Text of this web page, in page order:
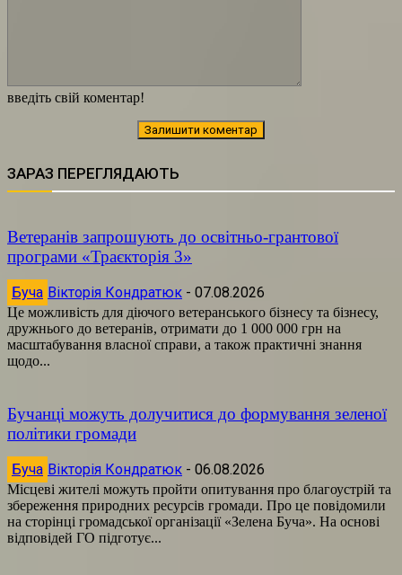
введіть свій коментар!
ЗАРАЗ ПЕРЕГЛЯДАЮТЬ
Ветеранів запрошують до освітньо-грантової
програми «Траєкторія 3»
Буча Вікторія Кондратюк - 07.08.2026
Це можливість для діючого ветеранського бізнесу та бізнесу,
дружнього до ветеранів, отримати до 1 000 000 грн на
масштабування власної справи, а також практичні знання
щодо...
Бучанці можуть долучитися до формування зеленої
політики громади
Буча Вікторія Кондратюк - 06.08.2026
Місцеві жителі можуть пройти опитування про благоустрій та
збереження природних ресурсів громади. Про це повідомили
на сторінці громадської організації «Зелена Буча». На основі
відповідей ГО підготує...